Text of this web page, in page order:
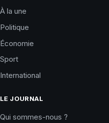
À la une
Politique
Économie
Sport
International
LE JOURNAL
Qui sommes-nous ?